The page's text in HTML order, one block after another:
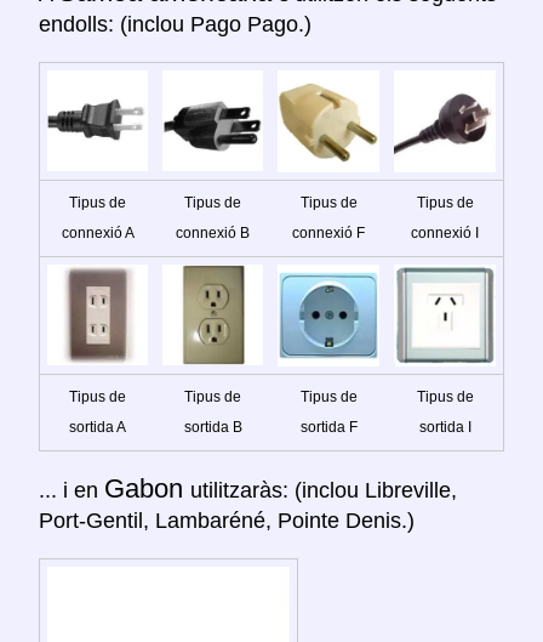
endolls: (inclou Pago Pago.)
Tipus de
connexió A
Tipus de
connexió B
Tipus de
connexió F
Tipus de
connexió I
Tipus de
sortida A
Tipus de
sortida B
Tipus de
sortida F
Tipus de
sortida I
... i en Gabon utilitzaràs: (inclou Libreville,
Port-Gentil, Lambaréné, Pointe Denis.)